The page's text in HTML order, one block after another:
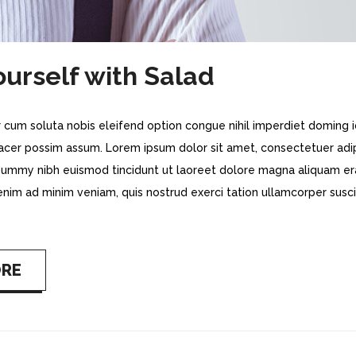
with Salad
soluta nobis eleifend option congue nihil imperdiet doming
possim assum. Lorem ipsum dolor sit amet, consectetuer
nibh euismod tincidunt ut laoreet dolore magna aliquam
ad minim veniam, quis nostrud exerci tation ullamcorper